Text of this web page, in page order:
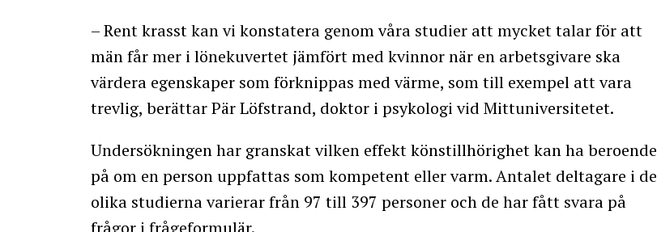
– Rent krasst kan vi konstatera genom våra studier att mycket talar för att
män får mer i lönekuvertet jämfört med kvinnor när en arbetsgivare ska
värdera egenskaper som förknippas med värme, som till exempel att vara
trevlig, berättar Pär Löfstrand, doktor i psykologi vid Mittuniversitetet.
Undersökningen har granskat vilken effekt könstillhörighet kan ha beroende
på om en person uppfattas som kompetent eller varm. Antalet deltagare i de
olika studierna varierar från 97 till 397 personer och de har fått svara på
frågor i frågeformulär.